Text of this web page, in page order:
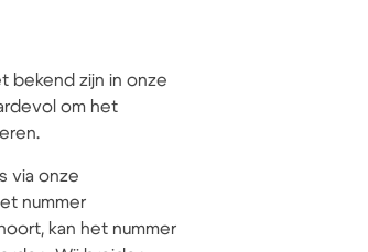
bekend zijn in onze
om het
via onze
nummer
kan het nummer